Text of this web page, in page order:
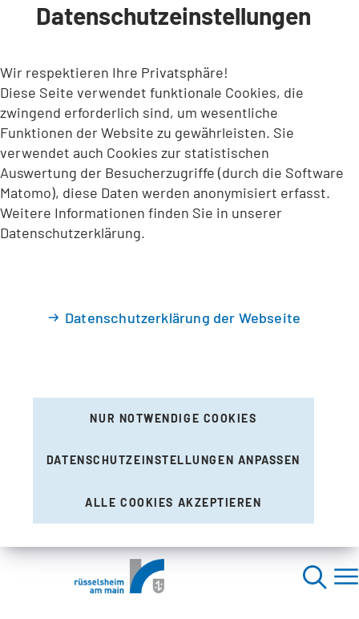
INHALT ANSPRINGEN
Datenschutzeinstellungen
Wir respektieren Ihre Privatsphäre!
Diese Seite verwendet funktionale Cookies, die
zwingend erforderlich sind, um wesentliche
Funktionen der Website zu gewährleisten. Sie
verwendet auch Cookies zur statistischen
Auswertung der Besucherzugriffe (durch die Software
Matomo), diese Daten werden anonymisiert erfasst.
Weitere Informationen finden Sie in unserer
Datenschutzerklärung.
Datenschutzerklärung der Webseite
NUR NOTWENDIGE COOKIES
DATENSCHUTZEINSTELLUNGEN ANPASSEN
ALLE COOKIES AKZEPTIEREN